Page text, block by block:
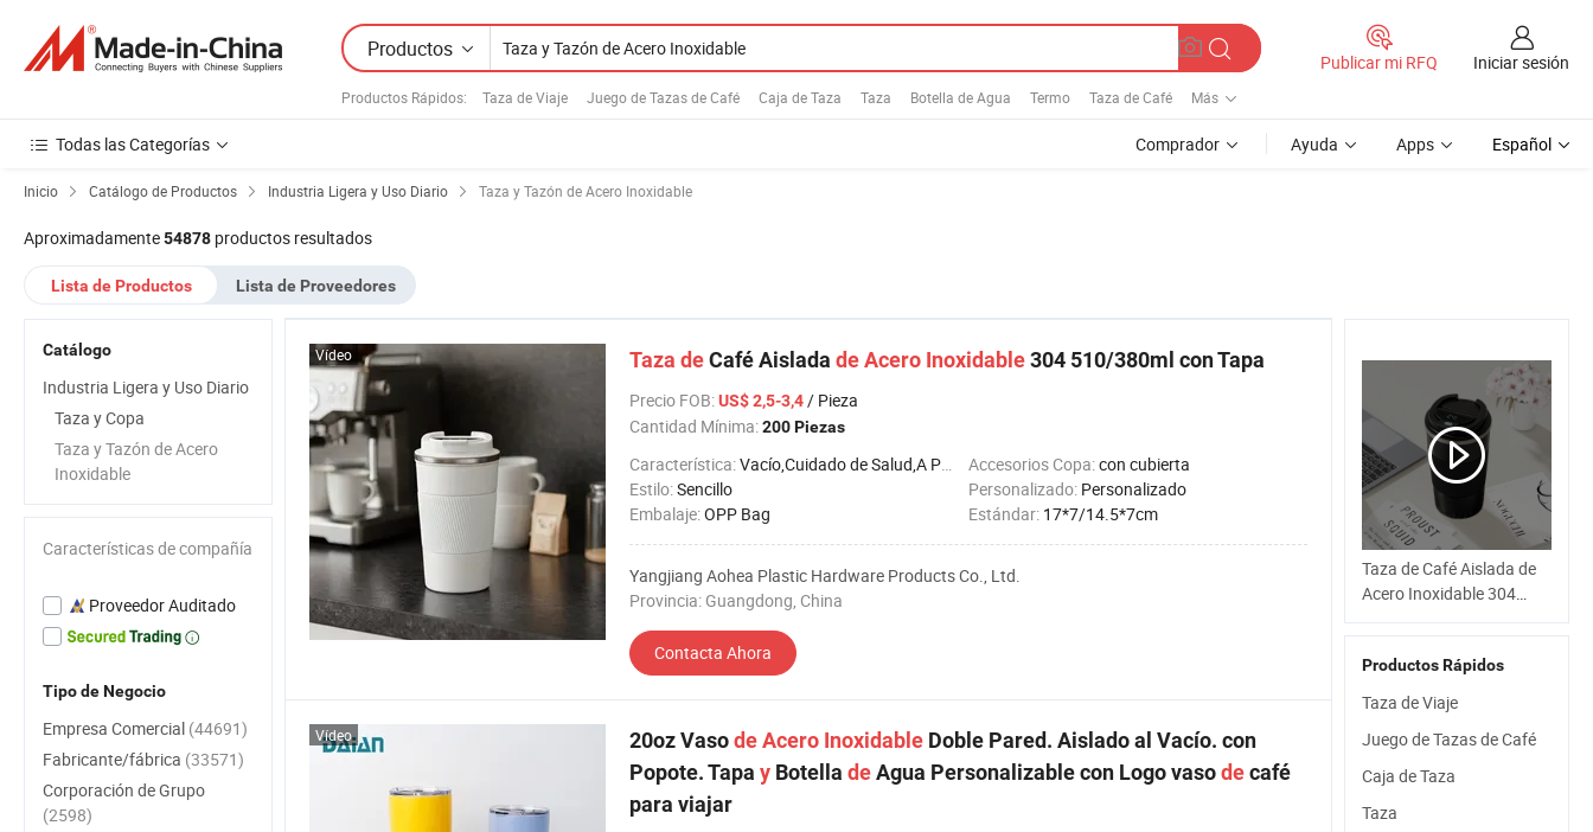
Productos
Productos Rápidos: Taza de Viaje Juego de Tazas de Café Caja de Taza Taza Botella de Agua Termo Taza de Café Más
Publicar mi RFQ Iniciar sesión
Todas las Categorías Comprador Ayuda Apps Español
Inicio Catálogo de Productos Industria Ligera y Uso Diario Taza y Tazón de Acero Inoxidable
Aproximadamente54878 productos resultados
Lista de Productos Lista de Proveedores
Taza deCafé Aislada deAcero Inoxidable304 510/380ml con Tapa
Precio FOB:US$ 2,5-3,4/ Pieza
Cantidad Mínima:200 Piezas
Característica:Vacío,Cuidado de Salud,A Prueba de Fugas Accesorios Copa:con cubierta
Estilo:Sencillo Personalizado: Personalizado
Embalaje:OPP Bag Estándar: 17*7/14.5*7cm
Yangjiang Aohea Plastic Hardware Products Co., Ltd.
Provincia: Guangdong, China
Contacta Ahora
Vídeo
20oz VasodeAcero Inoxidable Doble Pared. Aislado al Vacío. con
Popote. Tapa y Botella deAgua Personalizable con Logo vasodecafé
para viajar
Vídeo
Taza de Café Aislada de
Acero Inoxidable 304
510/380ml con Tapa
Productos Rápidos
Taza de Viaje
Juego de Tazas de Café
Caja de Taza
Taza
Catálogo
Industria Ligera y Uso Diario
Taza y Copa
Taza y Tazón de Acero
Inoxidable
Características de compañía
Proveedor Auditado
Tipo de Negocio
Empresa Comercial (44691)
Fabricante/fábrica (33571)
Corporación de Grupo
(2598)